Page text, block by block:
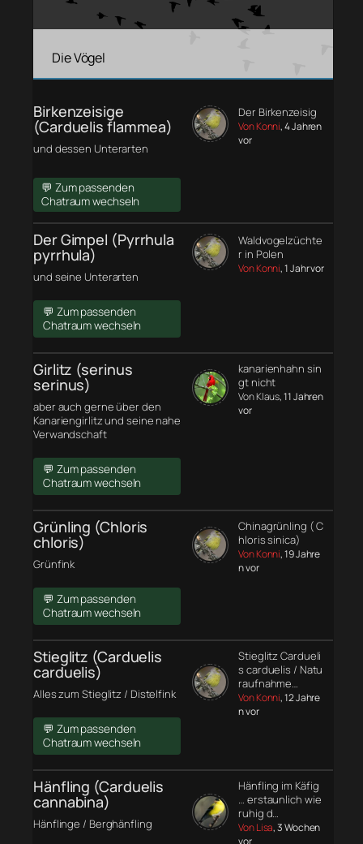
Die Vögel
Birkenzeisige
(Carduelis flammea)
und dessen Unterarten
💬 Zum passenden
Chatraum wechseln
Der Birkenzeisig
Von Konni, 4 Jahren
vor
Der Gimpel (Pyrrhula
pyrrhula)
und seine Unterarten
💬 Zum passenden
Chatraum wechseln
Waldvogelzüchte
r in Polen
Von Konni, 1 Jahr vor
Girlitz (serinus
serinus)
aber auch gerne über den
Kanariengirlitz und seine nahe
Verwandschaft
💬 Zum passenden
Chatraum wechseln
kanarienhahn sin
gt nicht
Von Klaus, 11 Jahren
vor
Grünling (Chloris
chloris)
Grünfink
💬 Zum passenden
Chatraum wechseln
Chinagrünling ( C
hloris sinica)
Von Konni, 19 Jahre
n vor
Stieglitz (Carduelis
carduelis)
Alles zum Stieglitz / Distelfink
💬 Zum passenden
Chatraum wechseln
Stieglitz Cardueli
s carduelis / Natu
raufnahme…
Von Konni, 12 Jahre
n vor
Hänfling (Carduelis
cannabina)
Hänflinge / Berghänfling
Hänfling im Käfig
… erstaunlich wie
ruhig d…
Von Lisa, 3 Wochen